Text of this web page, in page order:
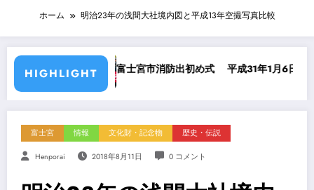
ホーム 明治23年の浅間大社境内図と平成13年空撮写真比較
HIGHLIGHT
富士宮市消防出初め式 平成31年1月6日 世界遺産セン
富士宮 情報 文化財・記念物 歴史・伝説
Henporai 2018年8月11日 0 コメント